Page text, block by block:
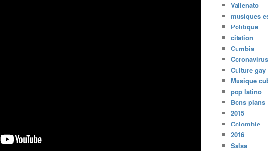
Vallenato
musiques
Politique
citation
Cumbia
Coronavirus
Culture gay
Musique
pop latino
Bons plans
2015
Colombie
2016
Salsa